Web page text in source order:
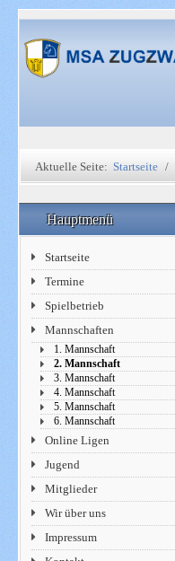
Aktuelle Seite: Startseite
Hauptmenü
Startseite
Termine
Spielbetrieb
Mannschaften
1. Mannschaft
2. Mannschaft
3. Mannschaft
4. Mannschaft
5. Mannschaft
6. Mannschaft
Online Ligen
Jugend
Mitglieder
Wir über uns
Impressum